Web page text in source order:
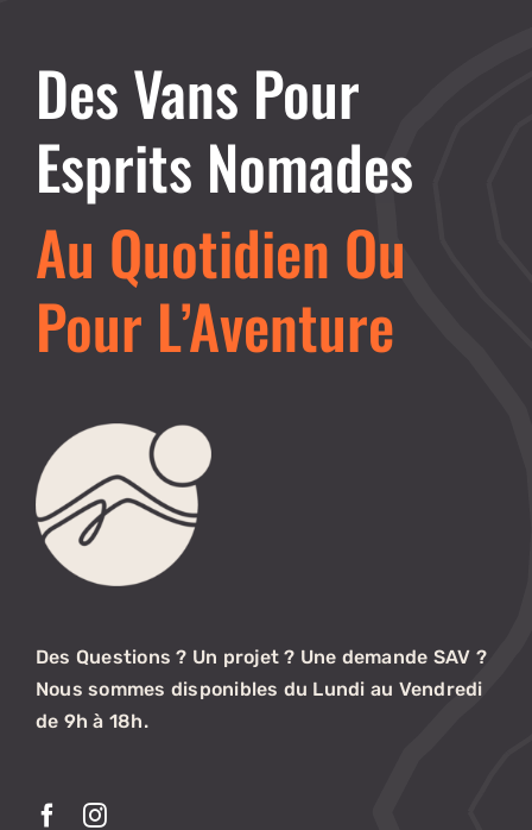
Des Vans Pour
Esprits Nomades
Au Quotidien Ou
Pour L’Aventure
Des Questions ? Un projet ? Une demande SAV ?
Nous sommes disponibles du Lundi au Vendredi
de 9h à 18h.